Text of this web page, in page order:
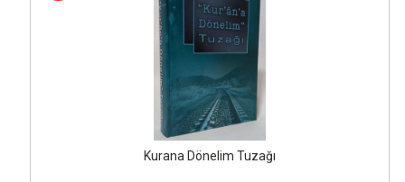
Kurana Dönelim Tuzağı